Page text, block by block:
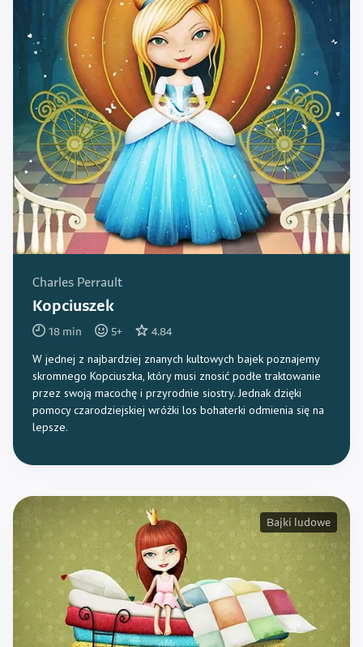
Charles Perrault
Kopciuszek
18 min 5+ 4.84
W jednej z najbardziej znanych kultowych bajek poznajemy
skromnego Kopciuszka, który musi znosić podłe traktowanie
przez swoją macochę i przyrodnie siostry. Jednak dzięki
pomocy czarodziejskiej wróżki los bohaterki odmienia się na
lepsze.
Bajki ludowe